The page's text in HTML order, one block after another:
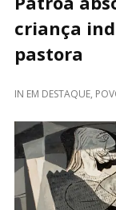
criança
pastora
IN EM DESTAQUE,